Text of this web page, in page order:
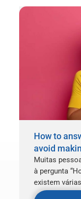
How to
avoid
Muitas
à pergunta
existem